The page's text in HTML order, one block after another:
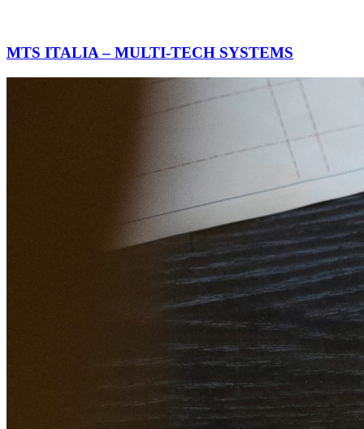
MTS ITALIA – MULTI-TECH SYSTEMS